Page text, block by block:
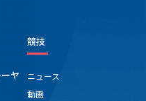
ヤ
競技
ニュース
動画